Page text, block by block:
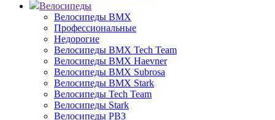
Велосипеды
Велосипеды BMX
Профессиональные
Недорогие
Велосипеды BMX Tech Team
Велосипеды BMX Haevner
Велосипеды BMX Subrosa
Велосипеды BMX Stark
Велосипеды Tech Team
Велосипеды Stark
Велосипеды РВЗ